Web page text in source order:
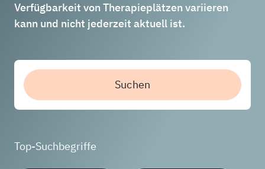
Verfügbarkeit von Therapieplätzen variieren
kann und nicht jederzeit aktuell ist.
Suchen
Top-Suchbegriffe